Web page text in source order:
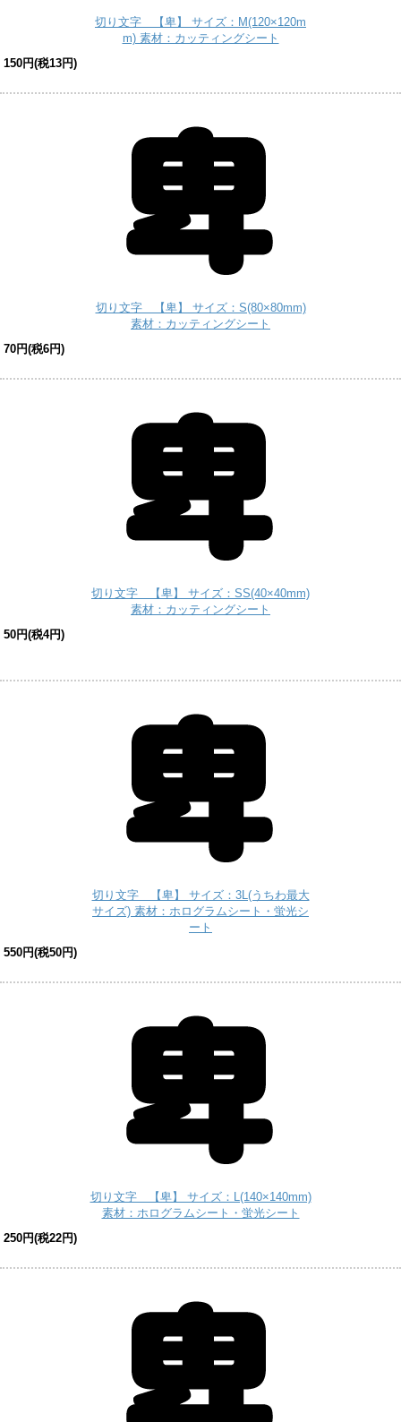
切り文字 【卑】 サイズ：M(120×120m
m) 素材：カッティングシート
150円(税13円)
切り文字 【卑】 サイズ：S(80×80mm)
素材：カッティングシート
70円(税6円)
切り文字 【卑】 サイズ：SS(40×40mm)
素材：カッティングシート
50円(税4円)
切り文字 【卑】 サイズ：3L(うちわ最大
サイズ) 素材：ホログラムシート・蛍光シ
ート
550円(税50円)
切り文字 【卑】 サイズ：L(140×140mm)
素材：ホログラムシート・蛍光シート
250円(税22円)